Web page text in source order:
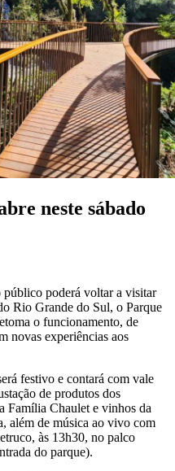
neste sábado
público poderá voltar a visitar
Rio Grande do Sul, o Parque
o funcionamento, de
novas experiências aos
festivo e contará com vale
de produtos dos
Família Chaulet e vinhos da
além de música ao vivo com
às 13h30, no palco
do parque).